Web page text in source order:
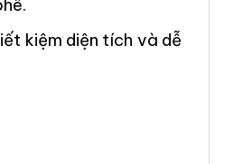
kiệm diện tích và dễ